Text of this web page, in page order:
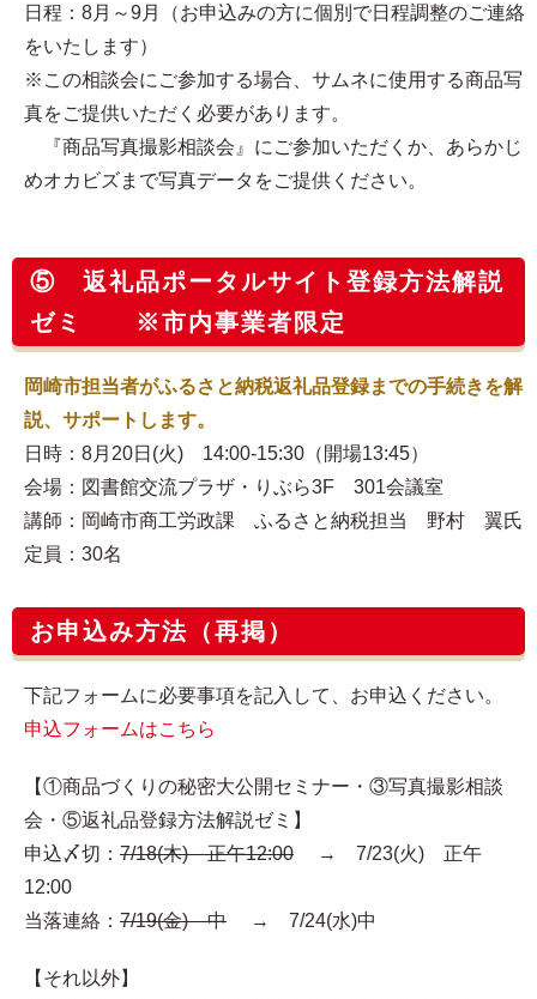
日程：8月～9月（お申込みの方に個別で日程調整のご連絡
をいたします）
※この相談会にご参加する場合、サムネに使用する商品写
真をご提供いただく必要があります。
『商品写真撮影相談会』にご参加いただくか、あらかじ
めオカビズまで写真データをご提供ください。
⑤ 返礼品ポータルサイト登録方法解説
ゼミ ※市内事業者限定
岡崎市担当者がふるさと納税返礼品登録までの手続きを解
説、サポートします。
日時：8月20日(火) 14:00-15:30（開場13:45）
会場：図書館交流プラザ・りぶら3F 301会議室
講師：岡崎市商工労政課 ふるさと納税担当 野村 翼氏
定員：30名
お申込み方法（再掲）
下記フォームに必要事項を記入して、お申込ください。
申込フォームはこちら
【①商品づくりの秘密大公開セミナー・③写真撮影相談
会・⑤返礼品登録方法解説ゼミ】
申込〆切： 7/18(木) 正午12:00 → 7/23(火) 正午
12:00
当落連絡： 7/19(金) 中 → 7/24(水)中
【それ以外】